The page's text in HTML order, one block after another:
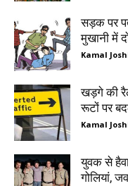
सड़क पर
मुखानी में
Kamal
खड़गे की
रूटों पर
Kamal
युवक से
गोलियां,